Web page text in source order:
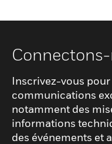
Inscrivez-vous
communications
notamment des
informations
des événements et